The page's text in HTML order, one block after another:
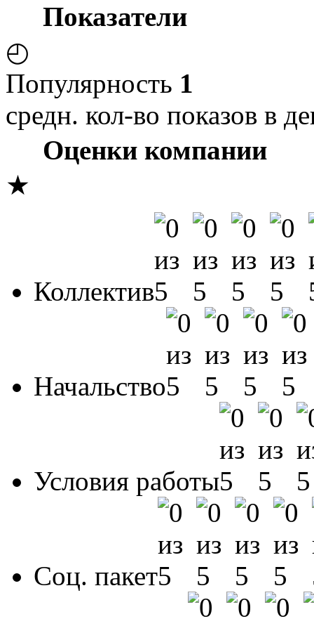
Показатели
◴
Популярность 1
средн. кол-во показов в
Оценки компании
★
Коллектив
Начальство
Условия работы
Соц. пакет